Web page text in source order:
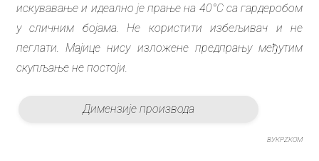
искувавање и идеално је прање на 40°C са гардеробом
у сличним бојама. Не користити избељивач и не
пеглати. Мајице нису изложене предпрању међутим
скупљање не постоји.
Димензије производа
ВУКPZКОМ